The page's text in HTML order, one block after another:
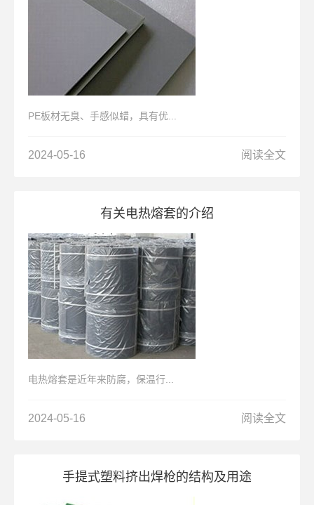
PE板材无臭、手感似蜡，具有优...
2024-05-16 阅读全文
有关电热熔套的介绍
电热熔套是近年来防腐，保温行...
2024-05-16 阅读全文
手提式塑料挤出焊枪的结构及用途